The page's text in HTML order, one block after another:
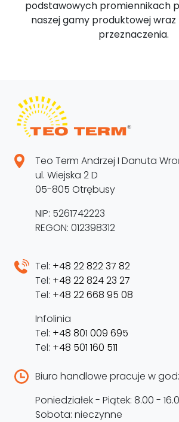
podstawowych promiennikach
naszej gamy produktowej wraz
przeznaczenia.
Teo Term Andrzej I Danuta
ul. Wiejska 2 D
05-805 Otrębusy
NIP: 5261742223
REGON: 012398312
Tel: +48 22 822 37 82
Tel: +48 22 824 23 27
Tel: +48 22 668 95 08
Infolinia
Tel: +48 801 009 695
Tel: +48 501 160 511
Biuro handlowe pracuje w
Poniedziałek - Piątek: 8.00 -
Sobota: nieczynne